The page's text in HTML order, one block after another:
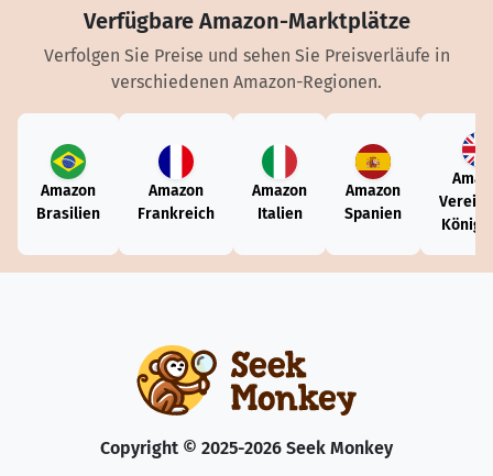
Verfügbare Amazon-Marktplätze
Verfolgen Sie Preise und sehen Sie Preisverläufe in
verschiedenen Amazon-Regionen.
Amazon
Brasilien
Amazon
Frankreich
Amazon
Italien
Amazon
Spanien
Copyright © 2025-2026 Seek Monkey